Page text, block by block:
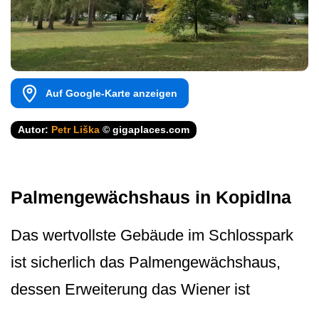
Auf Google-Karte anzeigen
Autor: Petr Liška © gigaplaces.com
Palmengewächshaus in Kopidlna
Das wertvollste Gebäude im Schlosspark
ist sicherlich das Palmengewächshaus,
dessen Erweiterung das Wiener ist